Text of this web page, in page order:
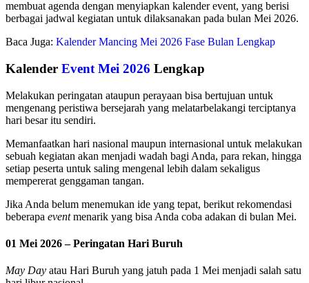
membuat agenda dengan menyiapkan kalender event, yang berisi
berbagai jadwal kegiatan untuk dilaksanakan pada bulan Mei 2026.
Baca Juga: Kalender Mancing Mei 2026 Fase Bulan Lengkap
Kalender Event Mei 2026 Lengkap
Melakukan peringatan ataupun perayaan bisa bertujuan untuk
mengenang peristiwa bersejarah yang melatarbelakangi terciptanya
hari besar itu sendiri.
Memanfaatkan hari nasional maupun internasional untuk melakukan
sebuah kegiatan akan menjadi wadah bagi Anda, para rekan, hingga
setiap peserta untuk saling mengenal lebih dalam sekaligus
mempererat genggaman tangan.
Jika Anda belum menemukan ide yang tepat, berikut rekomendasi
beberapa eventmenarik yang bisa Anda coba adakan di bulan Mei.
01 Mei 2026 – Peringatan Hari Buruh
May Day atau Hari Buruh yang jatuh pada 1 Mei menjadi salah satu